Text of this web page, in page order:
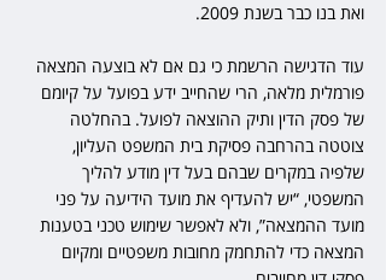
ואת בנו כבר בשנת 2009.
עוד הדגישה הרשמת כי גם אם לא בוצעה המצאה
פורמלית מלאה, הרי שהחייב ידע בפועל על קיומם
של פסק הדין ותיק ההוצאה לפועל. בהחלטה
צוטטה בהרחבה פסיקת בית המשפט העליון,
שלפיה במקרים שבהם בעל דין מודע להליך
המשפטי, “יש להעדיף את מועד הידיעה על פני
מועד ההמצאה”, ולא לאפשר שימוש טכני בטענות
המצאה כדי להתחמק מחובות משפטיים ומקיום